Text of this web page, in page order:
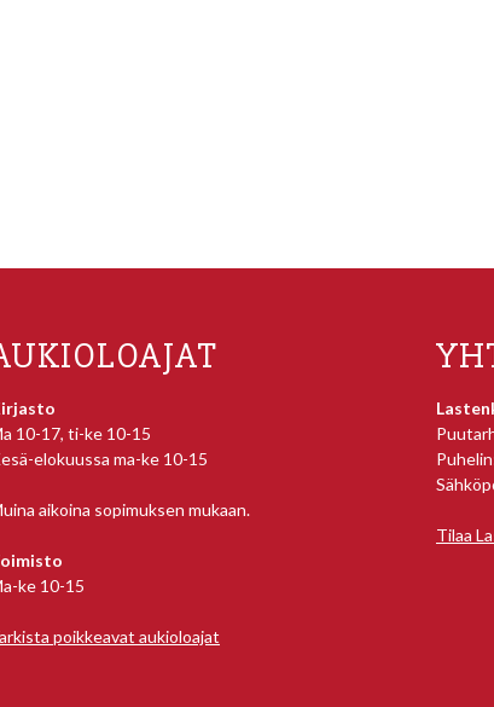
10-17, ti-ke 10-15
elokuussa ma-ke 10-15
aikoina sopimuksen mukaan.
ke 10-15
poikkeavat aukioloajat
Tilaa